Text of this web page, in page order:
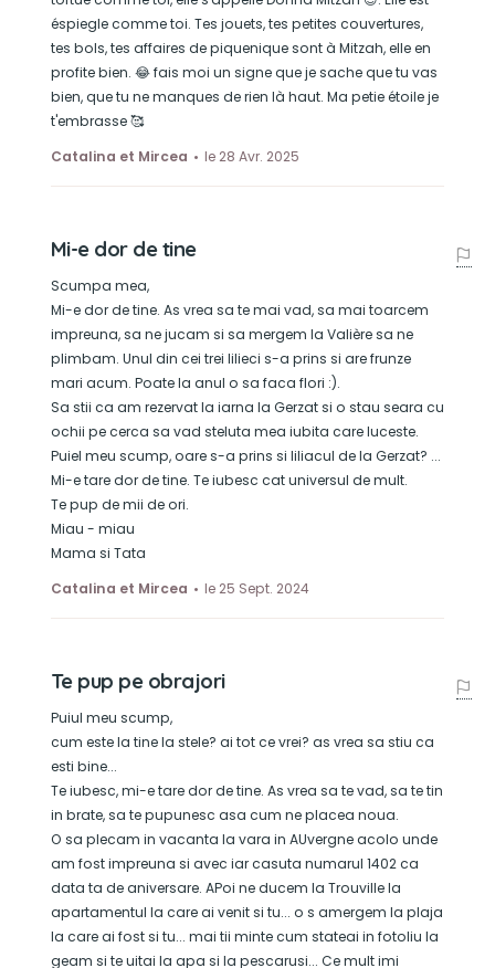
éspiegle comme toi. Tes jouets, tes petites couvertures,
tes bols, tes affaires de piquenique sont à Mitzah, elle en
profite bien. 😂 fais moi un signe que je sache que tu vas
bien, que tu ne manques de rien là haut. Ma petie étoile je
t'embrasse 🥰
Catalina et Mircea
le 28 Avr. 2025
Mi-e dor de tine
Scumpa mea,
Mi-e dor de tine. As vrea sa te mai vad, sa mai toarcem
impreuna, sa ne jucam si sa mergem la Valière sa ne
plimbam. Unul din cei trei lilieci s-a prins si are frunze
mari acum. Poate la anul o sa faca flori :).
Sa stii ca am rezervat la iarna la Gerzat si o stau seara cu
ochii pe cerca sa vad steluta mea iubita care luceste.
Puiel meu scump, oare s-a prins si liliacul de la Gerzat? ...
Mi-e tare dor de tine. Te iubesc cat universul de mult.
Te pup de mii de ori.
Miau - miau
Mama si Tata
Catalina et Mircea
le 25 Sept. 2024
Te pup pe obrajori
Puiul meu scump,
cum este la tine la stele? ai tot ce vrei? as vrea sa stiu ca
esti bine...
Te iubesc, mi-e tare dor de tine. As vrea sa te vad, sa te tin
in brate, sa te pupunesc asa cum ne placea noua.
O sa plecam in vacanta la vara in AUvergne acolo unde
am fost impreuna si avec iar casuta numarul 1402 ca
data ta de aniversare. APoi ne ducem la Trouville la
apartamentul la care ai venit si tu... o s amergem la plaja
la care ai fost si tu... mai tii minte cum stateai in fotoliu la
geam si te uitai la apa si la pescarusi... Ce mult imi